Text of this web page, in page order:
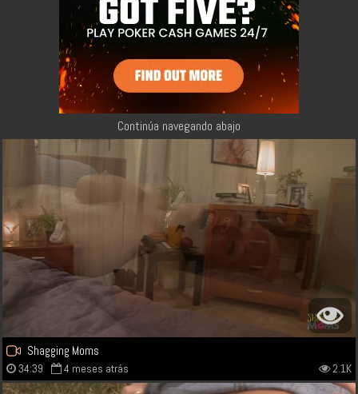
Continúa navegando abajo
Shagging Moms
34:39 4 meses atrás 2.1K